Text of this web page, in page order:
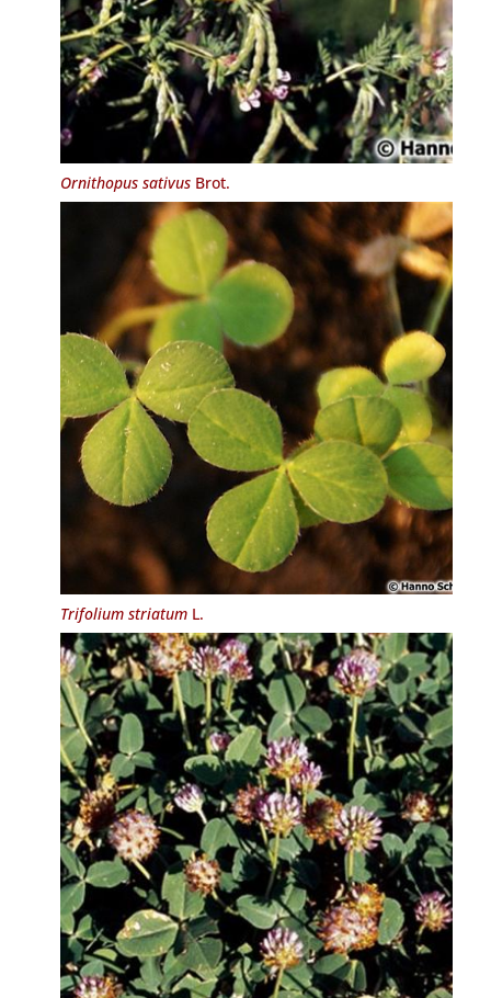
Ornithopus sativusBrot.
Trifolium striatumL.